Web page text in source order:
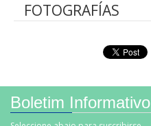
FOTOGRAFÍAS
Boletim Informativo